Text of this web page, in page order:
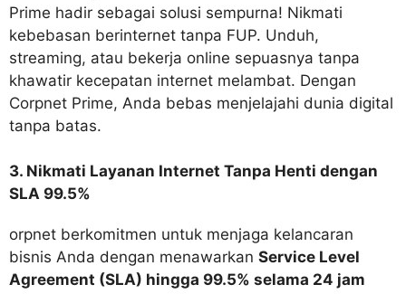
Prime hadir sebagai solusi sempurna! Nikmati
kebebasan berinternet tanpa FUP. Unduh,
streaming, atau bekerja online sepuasnya tanpa
khawatir kecepatan internet melambat. Dengan
Corpnet Prime, Anda bebas menjelajahi dunia digital
tanpa batas.
3. Nikmati Layanan Internet Tanpa Henti dengan
SLA 99.5%
orpnet berkomitmen untuk menjaga kelancaran
bisnis Anda dengan menawarkan Service Level
Agreement (SLA) hingga 99.5% selama 24 jam